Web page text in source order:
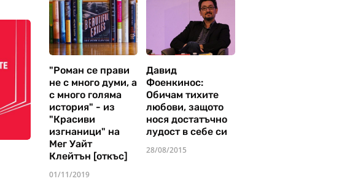
"Роман се прави
не с много думи, а
с много голяма
история" - из
"Красиви
изгнаници" на
Мег Уайт
Клейтън [откъс]
01/11/2019
Давид
Фоенкинос:
Обичам тихите
любови, защото
нося достатъчно
лудост в себе си
28/08/2015